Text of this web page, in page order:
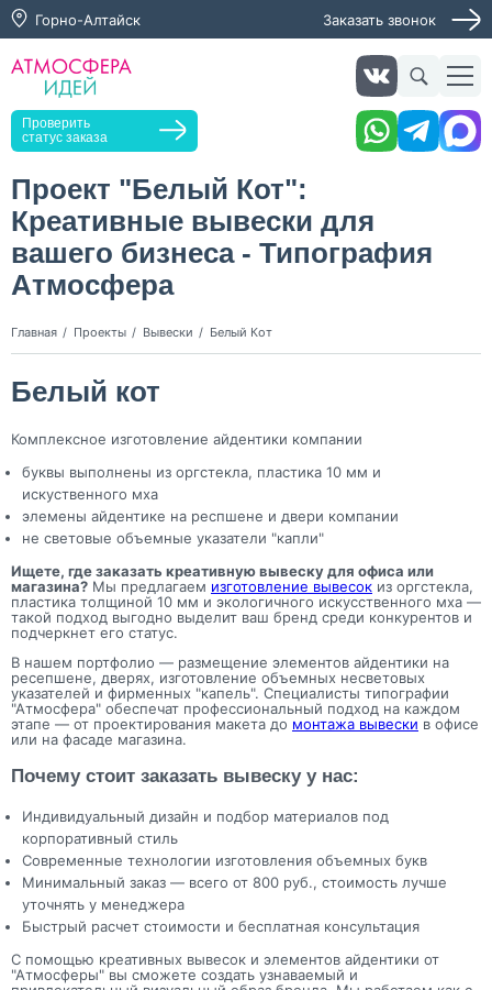
Горно-Алтайск Заказать звонок
Проверить
статус заказа
Проект "Белый Кот":
Креативные вывески для
вашего бизнеса - Типография
Атмосфера
Главная Проекты Вывески Белый Кот
Белый кот
Комплексное изготовление айдентики компании
буквы выполнены из оргстекла, пластика 10 мм и
искуственного мха
элемены айдентике на респшене и двери компании
не световые объемные указатели "капли"
Ищете, где заказать креативную вывеску для офиса или
магазина? Мы предлагаем изготовление вывесок из оргстекла,
пластика толщиной 10 мм и экологичного искусственного мха —
такой подход выгодно выделит ваш бренд среди конкурентов и
подчеркнет его статус.
В нашем портфолио — размещение элементов айдентики на
ресепшене, дверях, изготовление объемных несветовых
указателей и фирменных "капель". Специалисты типографии
"Атмосфера" обеспечат профессиональный подход на каждом
этапе — от проектирования макета до монтажа вывески в офисе
или на фасаде магазина.
Почему стоит заказать вывеску у нас:
Индивидуальный дизайн и подбор материалов под
корпоративный стиль
Современные технологии изготовления объемных букв
Минимальный заказ — всего от 800 руб., стоимость лучше
уточнять у менеджера
Быстрый расчет стоимости и бесплатная консультация
С помощью креативных вывесок и элементов айдентики от
"Атмосферы" вы сможете создать узнаваемый и
Получить консультацию
Оставьте заявку, мы свяжемся с вами в ближайшее
Прикрепить макеты
Как с вами связаться?
Телефон Whatsapp
Нажимая кнопку "Оставить заявку", я даю согласие на
обработку персональных данных и согласие с политикой
конфиденциальности
информационных и рекламных рассылок
Оставить
заявку
Заказать звонок
Нажимая кнопку "Оставить заявку", я даю согласие на
обработку персональных данных и согласие с политикой
конфиденциальности
Нажимая на кнопку, я даю согласие на получение
Оставить